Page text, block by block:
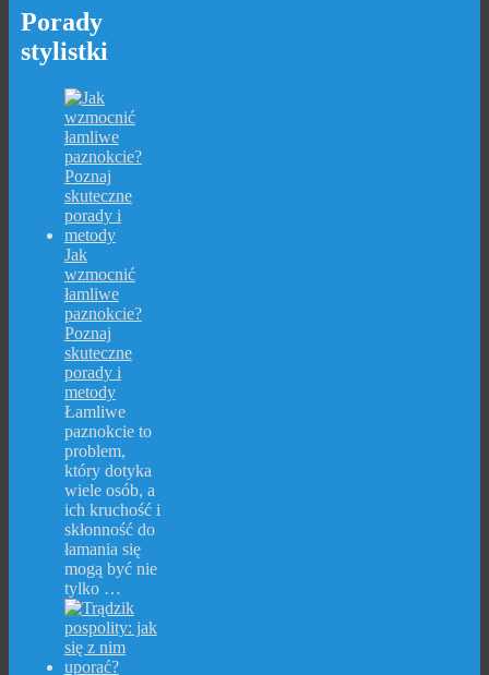
Porady
stylistki
Jak
wzmocnić
łamliwe
paznokcie?
Poznaj
skuteczne
porady i
metody
Łamliwe
paznokcie to
problem,
który dotyka
wiele osób, a
ich kruchość i
skłonność do
łamania się
mogą być nie
tylko …